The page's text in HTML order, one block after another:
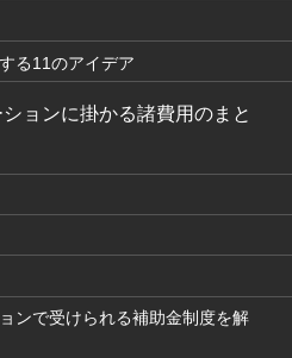
る11のアイデア
ョンに掛かる諸費用のまと
ンで受けられる補助金制度を解